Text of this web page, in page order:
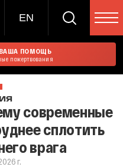
EN
ПОМОЩЬ
пожертвования
современные
сплотить
врага
г.